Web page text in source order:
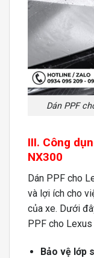
Dán PPF
III. Công
NX300
Dán PPF cho
và lợi ích cho
của xe. Dưới
PPF cho Lexus
Bảo vệ lớp